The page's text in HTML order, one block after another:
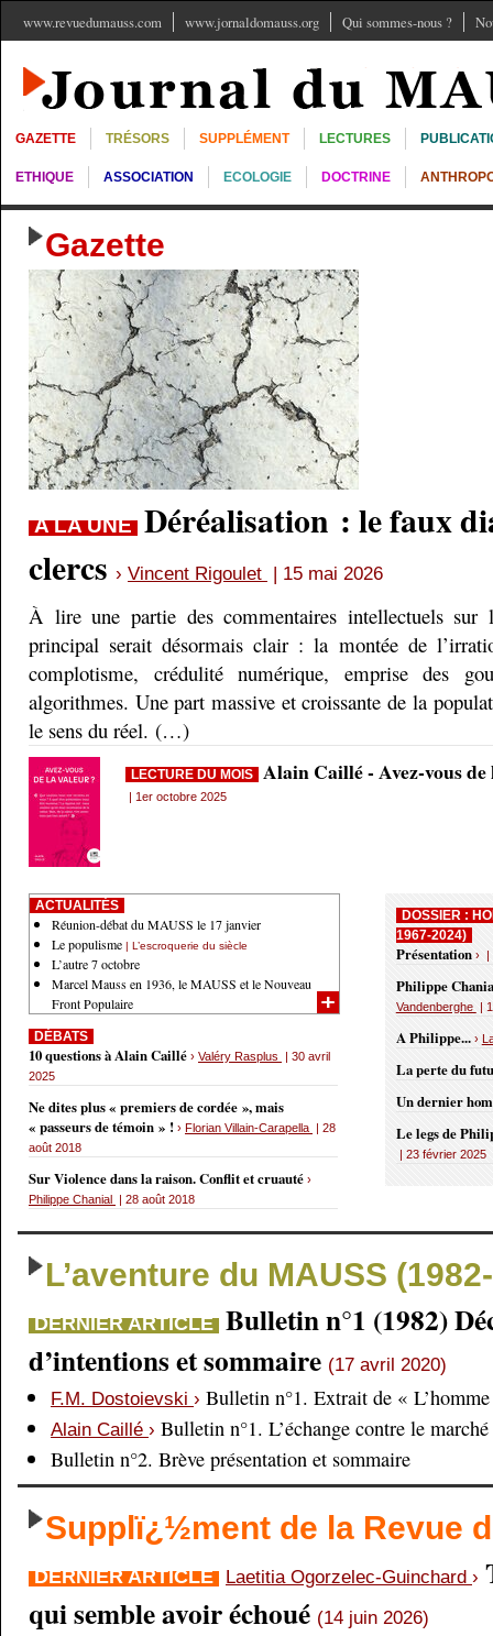
www.revuedumauss.com www.jornaldomauss.org Qui sommes-nous ?
GAZETTE TRÉSORS SUPPLÉMENT LECTURES
ETHIQUE ASSOCIATION ECOLOGIE DOCTRINE
Gazette
A LA UNE Déréalisation : le faux
clercs › Vincent Rigoulet | 15 mai 2026
À lire une partie des commentaires intellectuels sur
principal serait désormais clair : la montée de
complotisme, crédulité numérique, emprise des
algorithmes. Une part massive et croissante de la
le sens du réel. (…)
LECTURE DU MOIS Alain Caillé - Avez-vous
| 1er octobre 2025
DOSSIER :
1967-2024)
Présentation › |
Philippe
Vandenberghe |
A Philippe... ›
La perte du
Un dernier
Le legs de
| 23 février 2025
ACTUALITÉS
Réunion-débat du MAUSS le 17 janvier
Le populisme | L’escroquerie du siècle
L’autre 7 octobre
Marcel Mauss en 1936, le MAUSS et le Nouveau
Front Populaire
DÉBATS
10 questions à Alain Caillé › Valéry Rasplus
| 30 avril
2025
Ne dites plus « premiers de cordée », mais
« passeurs de témoin » ! › Florian Villain-Carapella | 28
août 2018
Sur Violence dans la raison. Conflit et cruauté ›
Philippe Chanial | 28 août 2018
L’aventure du MAUSS
DERNIER ARTICLE Bulletin n°1 (1982)
d’intentions et sommaire (17 avril 2020)
F.M. Dostoievski › Bulletin n°1. Extrait de «
Alain Caillé › Bulletin n°1. L’échange contre le marché
Bulletin n°2. Brève présentation et sommaire
Supplï¿½ment de la Revue
DERNIER ARTICLE Laetitia Ogorzelec-Guinchard ›
qui semble avoir échoué (14 juin 2026)